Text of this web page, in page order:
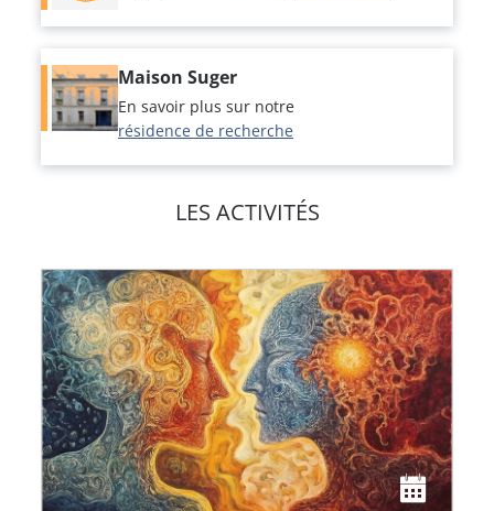
Maison Suger
En savoir plus sur notre
résidence de recherche
LES ACTIVITÉS